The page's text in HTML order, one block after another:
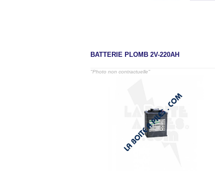
BATTERIE PLOMB 2V-220AH
"Photo non contractuelle"